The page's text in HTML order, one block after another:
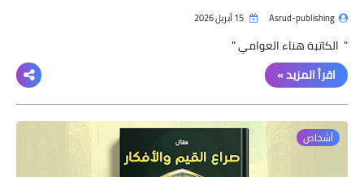
Asrud-publishing
" الكاتبة هناء العوامي "
اقرأ المزيد »
أشخاص